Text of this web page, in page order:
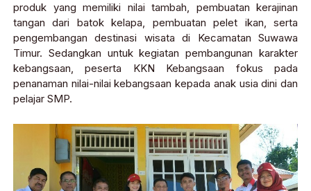
produk yang memiliki nilai tambah, pembuatan kerajinan
tangan dari batok kelapa, pembuatan pelet ikan, serta
pengembangan destinasi wisata di Kecamatan Suwawa
Timur. Sedangkan untuk kegiatan pembangunan karakter
kebangsaan, peserta KKN Kebangsaan fokus pada
penanaman nilai-nilai kebangsaan kepada anak usia dini dan
pelajar SMP.